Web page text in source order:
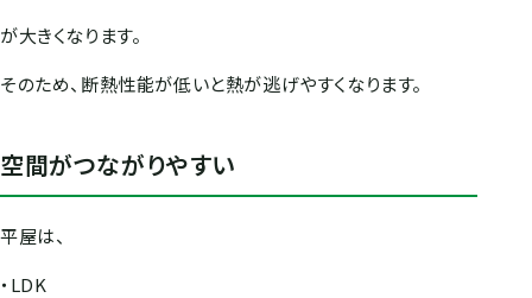
が大きくなります。
そのため、断熱性能が低いと熱が逃げやすくなります。
空間がつながりやすい
平屋は、
・LDK